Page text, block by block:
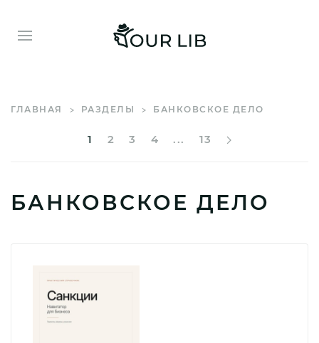
ГЛАВНАЯ РАЗДЕЛЫ БАНКОВСКОЕ ДЕЛО
1 2 3 4 ... 13
БАНКОВСКОЕ ДЕЛО